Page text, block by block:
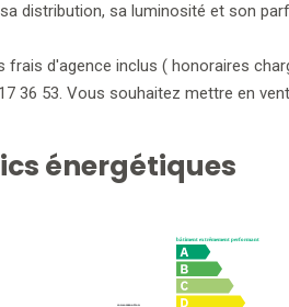
distribution, sa luminosité et son
frais d'agence inclus ( honoraires
36 53. Vous souhaitez mettre en
énergétiques